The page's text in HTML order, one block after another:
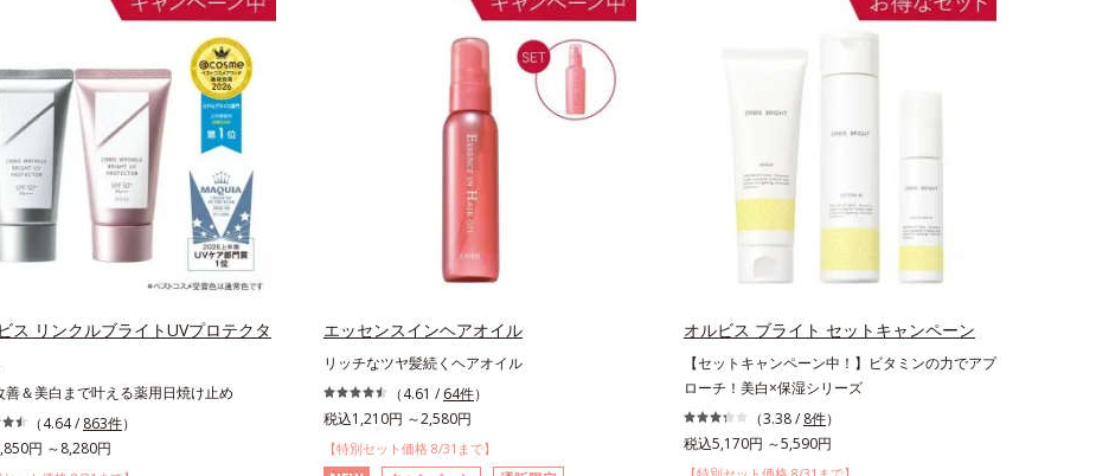
ス リンクルブライトUVプロテクタ
善＆美白まで叶える薬用日焼け止め
（4.64 / 863件）
円 ～8,280円
エッセンスインヘアオイル
リッチなツヤ髪続くヘアオイル
（4.61 / 64件）
税込1,210円 ～2,580円
【特別セット価格 8/31まで】
オルビス ブライト セットキャンペーン
【セットキャンペーン中！】ビタミンの力でアプ
ローチ！美白×保湿シリーズ
（3.38 / 8件）
税込5,170円 ～5,590円